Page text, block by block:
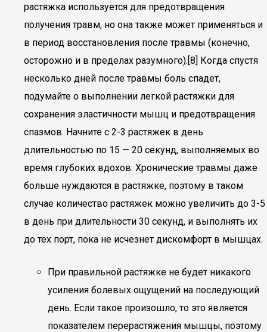
растяжка используется для предотвращения
получения травм, но она также может применяться и
в период восстановления после травмы (конечно,
осторожно и в пределах разумного).[8] Когда спустя
несколько дней после травмы боль спадет,
подумайте о выполнении легкой растяжки для
сохранения эластичности мышц и предотвращения
спазмов. Начните с 2-3 растяжек в день
длительностью по 15 — 20 секунд, выполняемых во
время глубоких вдохов. Хронические травмы даже
больше нуждаются в растяжке, поэтому в таком
случае количество растяжек можно увеличить до 3-5
в день при длительности 30 секунд, и выполнять их
до тех порт, пока не исчезнет дискомфорт в мышцах.
При правильной растяжке не будет никакого
усиления болевых ощущений на последующий
день. Если такое произошло, то это является
показателем перерастяжения мышцы, поэтому